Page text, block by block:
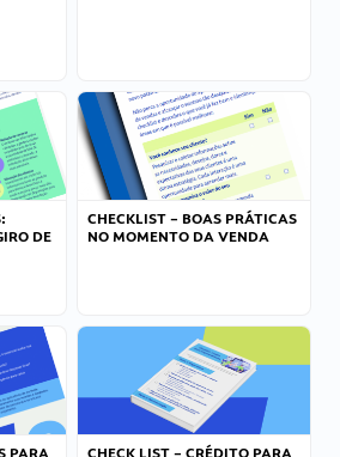
DE
CHECKLIST – BOAS PRÁTICAS
NO MOMENTO DA VENDA